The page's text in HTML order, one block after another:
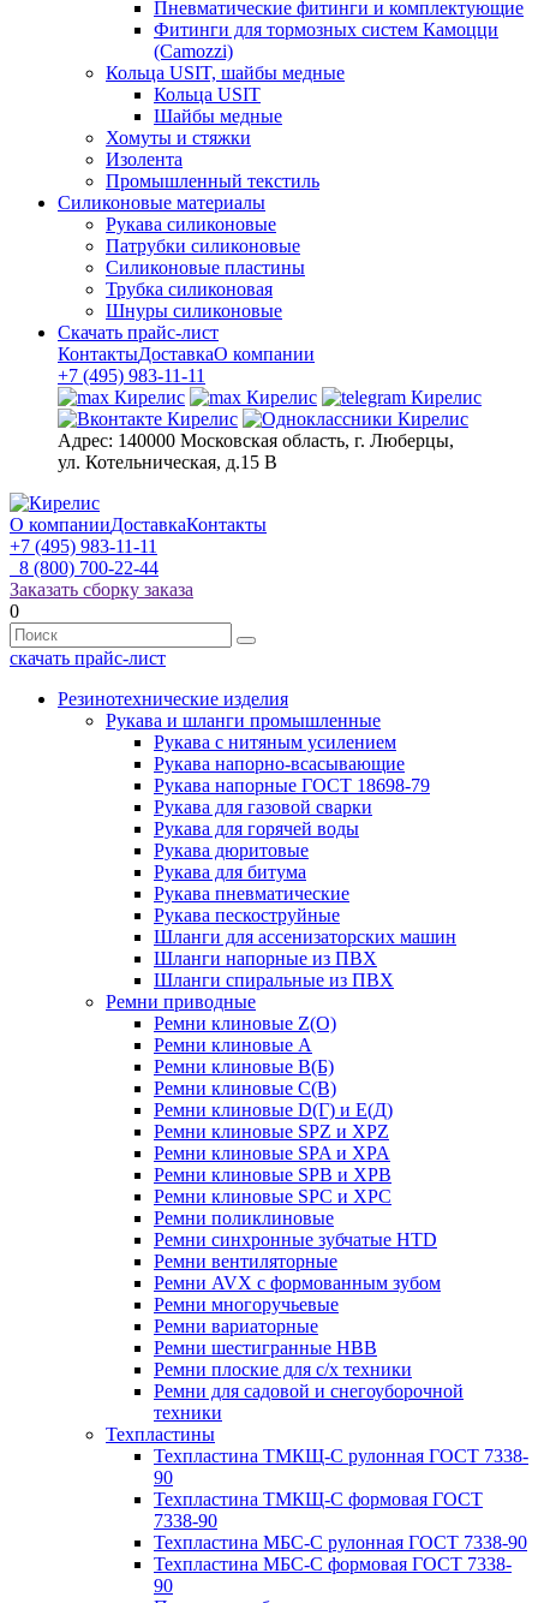
Пневматические фитинги и комплектующие
Фитинги для тормозных систем Камоцци
(Camozzi)
Кольца USIT, шайбы медные
Кольца USIT
Шайбы медные
Хомуты и стяжки
Изолента
Промышленный текстиль
Силиконовые материалы
Рукава силиконовые
Патрубки силиконовые
Силиконовые пластины
Трубка силиконовая
Шнуры силиконовые
Скачать прайс-лист
КонтактыДоставкаО компании
+7 (495) 983-11-11
Адрес: 140000 Московская область, г. Люберцы,
ул. Котельническая, д.15 В
О компанииДоставкаКонтакты
+7 (495) 983-11-11
8 (800) 700-22-44
Заказать сборку заказа
0
скачать прайс-лист
Резинотехнические изделия
Рукава и шланги промышленные
Рукава с нитяным усилением
Рукава напорно-всасывающие
Рукава напорные ГОСТ 18698-79
Рукава для газовой сварки
Рукава для горячей воды
Рукава дюритовые
Рукава для битума
Рукава пневматические
Рукава пескоструйные
Шланги для ассенизаторских машин
Шланги напорные из ПВХ
Шланги спиральные из ПВХ
Ремни приводные
Ремни клиновые Z(О)
Ремни клиновые А
Ремни клиновые В(Б)
Ремни клиновые С(В)
Ремни клиновые D(Г) и Е(Д)
Ремни клиновые SPZ и XPZ
Ремни клиновые SPA и XPA
Ремни клиновые SPB и XPB
Ремни клиновые SPC и XPC
Ремни поликлиновые
Ремни синхронные зубчатые HTD
Ремни вентиляторные
Ремни AVX с формованным зубом
Ремни многоручьевые
Ремни вариаторные
Ремни шестигранные HBB
Ремни плоские для с/х техники
Ремни для садовой и снегоуборочной
техники
Техпластины
Техпластина ТМКЩ-С рулонная ГОСТ 7338-
90
Техпластина ТМКЩ-С формовая ГОСТ
7338-90
Техпластина МБС-С рулонная ГОСТ 7338-90
Техпластина МБС-С формовая ГОСТ 7338-
90